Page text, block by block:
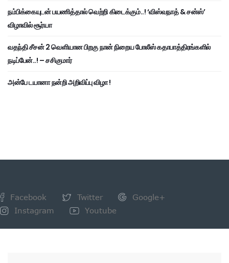
நம்பிக்கையுடன் பயணித்தால் வெற்றி கிடைக்கும்..! ‘விஸ்வநாத் & சன்ஸ்’
விழாவில் சூர்யா
வதந்தி சீசன் 2 வெளியான பிறகு நான் நிறைய போலீஸ் கதாபாத்திரங்களில்
நடிப்பேன்..! – சசிகுமார்
அன்பே டயானா நன்றி அறிவிப்பு விழா !
Facebook Twitter
Google+
Instagram
Youtube